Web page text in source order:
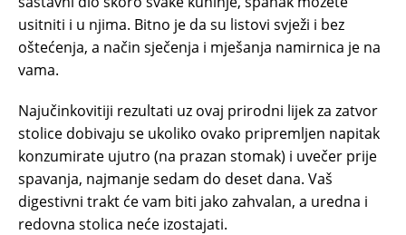
usitniti i u njima. Bitno je da su listovi svježi i bez
oštećenja, a način sječenja i mješanja namirnica je na
vama.
Najučinkovitiji rezultati uz ovaj prirodni lijek za zatvor
stolice dobivaju se ukoliko ovako pripremljen napitak
konzumirate ujutro (na prazan stomak) i uvečer prije
spavanja, najmanje sedam do deset dana. Vaš
digestivni trakt će vam biti jako zahvalan, a uredna i
redovna stolica neće izostajati.